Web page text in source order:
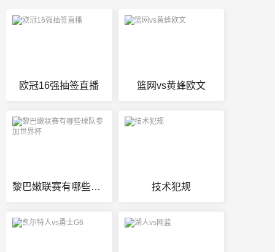
欧冠16强抽签直播 篮网vs黄蜂欧文
黎巴嫩联赛有哪些球队参加世界杯 技术犯规